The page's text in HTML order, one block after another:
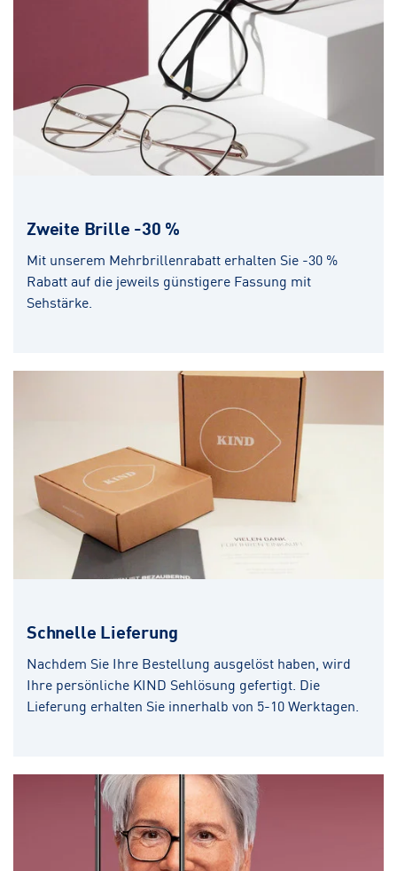
Zweite Brille -30 %
Mit unserem Mehrbrillenrabatt erhalten Sie -30 %
Rabatt auf die jeweils günstigere Fassung mit
Sehstärke.
Schnelle Lieferung
Nachdem Sie Ihre Bestellung ausgelöst haben, wird
Ihre persönliche KIND Sehlösung gefertigt. Die
Lieferung erhalten Sie innerhalb von 5-10 Werktagen.